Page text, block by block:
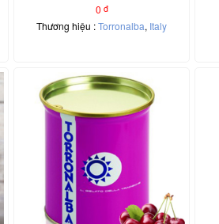
0 đ
Thương hiệu :Torronalba, Italy